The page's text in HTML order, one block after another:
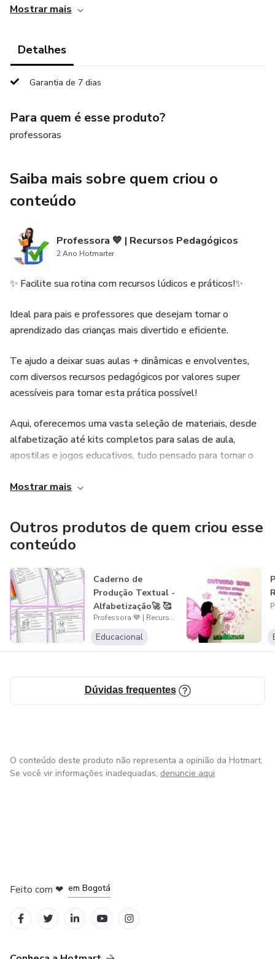
Mostrar mais
Detalhes
Garantia de 7 dias
Para quem é esse produto?
professoras
Saiba mais sobre quem criou o
conteúdo
Professora 💙 | Recursos Pedagógicos
2 Ano Hotmarter
✨ Facilite sua rotina com recursos lúdicos e práticos!✨
Ideal para pais e professores que desejam tornar o
aprendizado das crianças mais divertido e eficiente.
Te ajudo a deixar suas aulas + dinâmicas e envolventes,
com diversos recursos pedagógicos por valores super
acessíveis para tornar esta prática possível!
Aqui, oferecemos uma vasta seleção de materiais, desde
alfabetização até kits completos para salas de aula,
apostilas e jogos educativos, tudo pensado para tornar o
quando desejar!💕
⭐️Otimize seu tempo com Arquivos de qualidade pronto
para impressão!
👩🏻‍🏫Adquira seu Recurso agora mesmo! ⬇️
https://linktr.ee/AdquiraArquivosPDFaqui
Mostrar mais
Outros produtos de quem criou esse
conteúdo
Caderno de
Produção Textual -
Alfabetização🚀 🥰
Professora 💙 | Recursos Pedagógicos
Educacional
Dúvidas frequentes
O conteúdo deste produto não representa a opinião da Hotmart.
Se você vir informações inadequadas, denuncie aqui
Feito com ❤ em Bogotá